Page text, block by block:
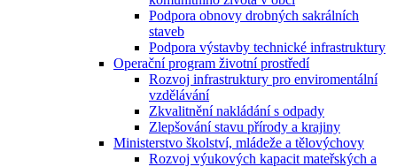
Podpora obnovy drobných sakrálních
staveb
Podpora výstavby technické infrastruktury
Operační program životní prostředí
Rozvoj infrastruktury pro enviromentální
vzdělávání
Zkvalitnění nakládání s odpady
Zlepšování stavu přírody a krajiny
Ministerstvo školství, mládeže a tělovýchovy
Rozvoj výukových kapacit mateřských a